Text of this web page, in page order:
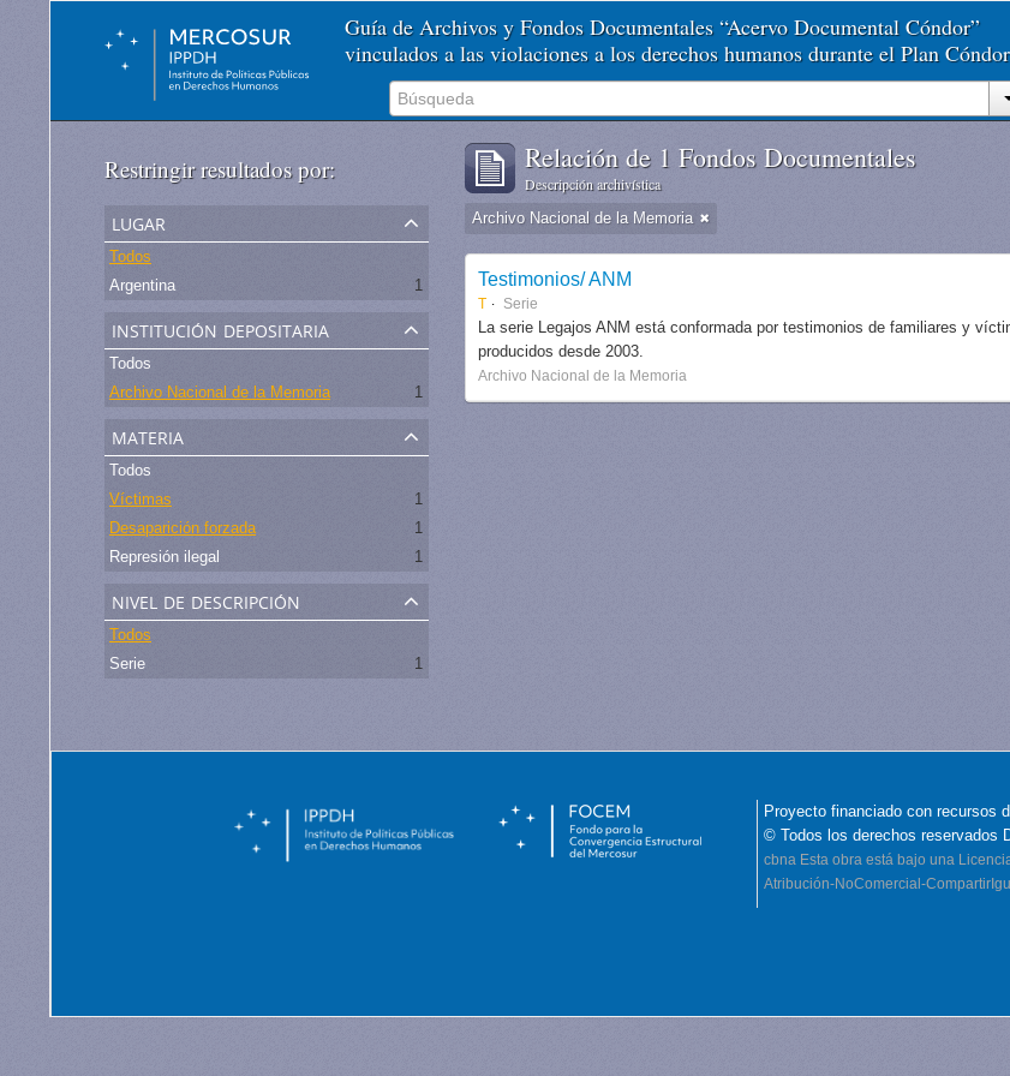
Guía de Archivos y Fondos Documentales “Acervo Documental Cóndor”
vinculados a las violaciones a los derechos humanos durante el Plan Cóndor
Restringir resultados por:
lugar
Todos
Argentina
1
institución depositaria
Todos
Archivo Nacional de la Memoria
1
materia
Todos
Víctimas
1
Desaparición forzada
1
Represión ilegal
1
nivel de descripción
Todos
Serie
1
Relación de 1 Fondos Documentales
Descripción archivística
Archivo Nacional de la Memoria
Testimonios/ ANM
T Serie
La serie Legajos ANM está conformada por testimonios de familiares y
producidos desde 2003.
Archivo Nacional de la Memoria
Proyecto financiado con recursos
© Todos los derechos reservados
cbna Esta obra está bajo una
Atribución-NoComercial-